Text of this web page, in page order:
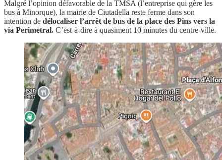
Malgré l’opinion défavorable de la TMSA (l’entreprise qui gère les
bus à Minorque), la mairie de Ciutadella reste ferme dans son
intention de délocaliser l’arrêt de bus de la place des Pins vers la
via Perimetral. C’est-à-dire à quasiment 10 minutes du centre-ville.